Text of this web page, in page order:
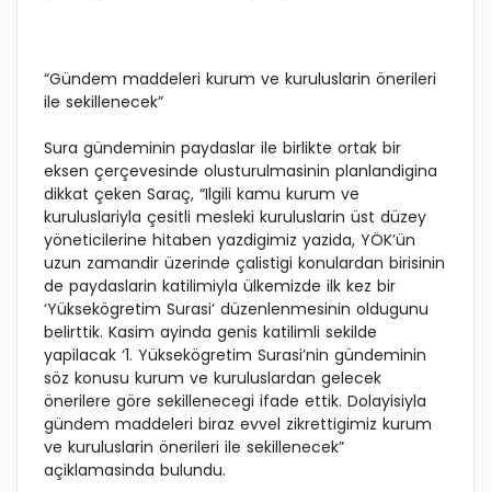
“Gündem maddeleri kurum ve kuruluslarin önerileri
ile sekillenecek”
Sura gündeminin paydaslar ile birlikte ortak bir
eksen çerçevesinde olusturulmasinin planlandigina
dikkat çeken Saraç, “Ilgili kamu kurum ve
kuruluslariyla çesitli mesleki kuruluslarin üst düzey
yöneticilerine hitaben yazdigimiz yazida, YÖK’ün
uzun zamandir üzerinde çalistigi konulardan birisinin
de paydaslarin katilimiyla ülkemizde ilk kez bir
‘Yüksekögretim Surasi’ düzenlenmesinin oldugunu
belirttik. Kasim ayinda genis katilimli sekilde
yapilacak ‘1. Yüksekögretim Surasi’nin gündeminin
söz konusu kurum ve kuruluslardan gelecek
önerilere göre sekillenecegi ifade ettik. Dolayisiyla
gündem maddeleri biraz evvel zikrettigimiz kurum
ve kuruluslarin önerileri ile sekillenecek”
açiklamasinda bulundu.